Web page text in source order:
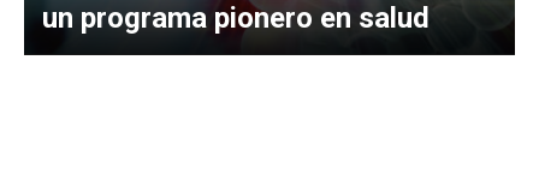
un programa pionero en salud